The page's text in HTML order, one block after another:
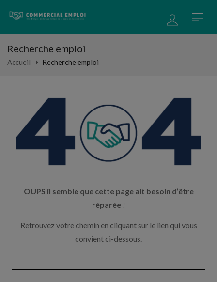
Recherche emploi
Accueil Recherche emploi
OUPS il semble que cette page ait besoin d’être
réparée !
Retrouvez votre chemin en cliquant sur le lien qui vous
convient ci-dessous.